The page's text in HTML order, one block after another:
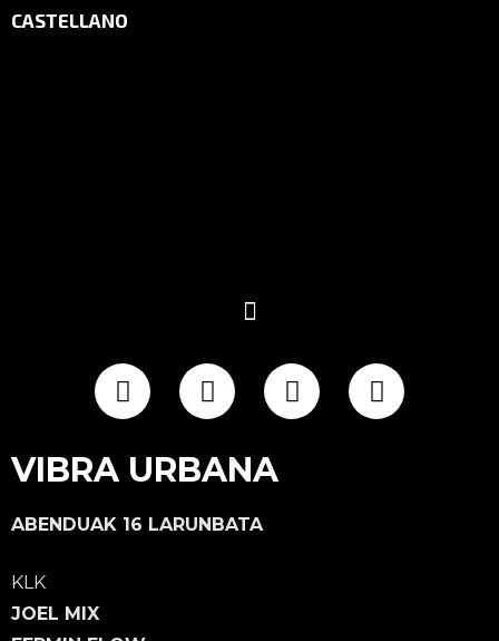
CASTELLANO
VIBRA URBANA
ABENDUAK 16 LARUNBATA
KLK
JOEL MIX